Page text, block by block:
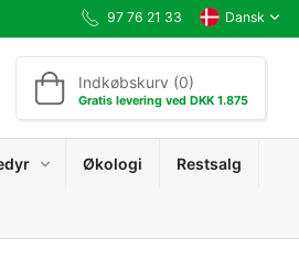
97 76 21 33 Dansk
Indkøbskurv (0)
Gratis levering ved DKK 1.875
Økologi Restsalg